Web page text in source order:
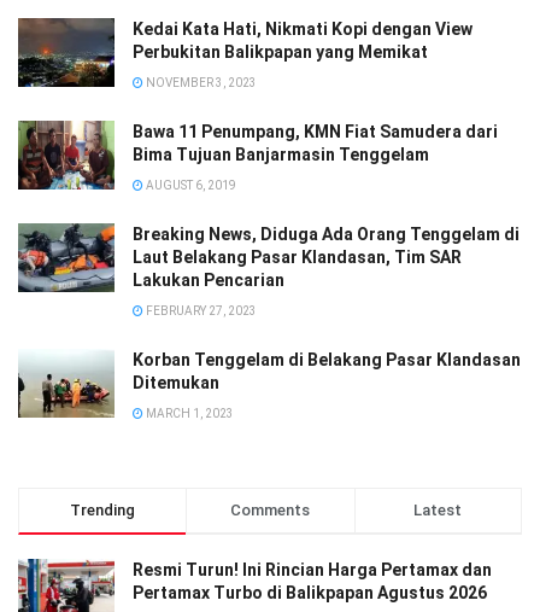
Kedai Kata Hati, Nikmati Kopi dengan View
Perbukitan Balikpapan yang Memikat
NOVEMBER 3, 2023
Bawa 11 Penumpang, KMN Fiat Samudera dari
Bima Tujuan Banjarmasin Tenggelam
AUGUST 6, 2019
Breaking News, Diduga Ada Orang Tenggelam di
Laut Belakang Pasar Klandasan, Tim SAR
Lakukan Pencarian
FEBRUARY 27, 2023
Korban Tenggelam di Belakang Pasar Klandasan
Ditemukan
MARCH 1, 2023
Trending Comments Latest
Resmi Turun! Ini Rincian Harga Pertamax dan
Pertamax Turbo di Balikpapan Agustus 2026